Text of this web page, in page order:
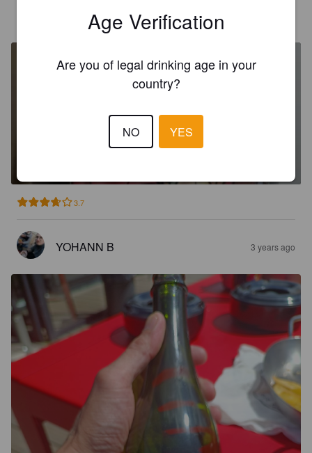
JASPERGOEGEBEUR
LE TERROIR
3.7
YOHANN B 3 years ago
Age Verification
Are you of legal drinking age in your
country?
NO YES